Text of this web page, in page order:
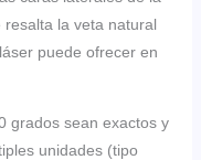
la veta natural
puede ofrecer en
grados sean exactos y
unidades (tipo